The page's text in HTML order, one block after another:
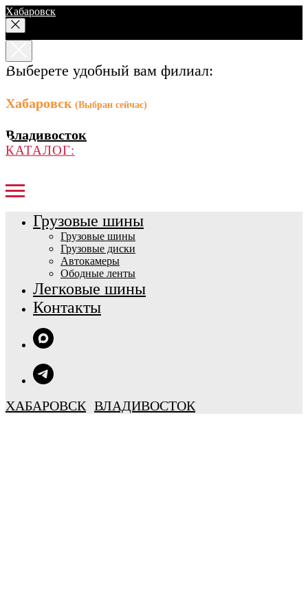
Хабаровск
Выберете удобный вам филиал:
Хабаровск (Выбран сейчас)
Владивосток
КАТАЛОГ:
Грузовые шины
Грузовые шины
Грузовые диски
Автокамеры
Ободные ленты
Легковые шины
Контакты
ХАБАРОВСК ВЛАДИВОСТОК